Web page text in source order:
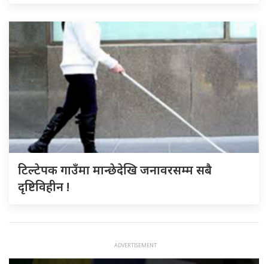
टिल्टेपक गाउँमा मान्छेदेखि जनावरसम्म सबै
दृष्टिविहीन !